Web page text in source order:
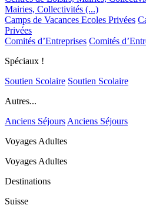
Mairies, Collectivités (...)
Camps de Vacances Ecoles Privées
Privées
Comités d’Entreprises Comités
Spéciaux !
Soutien Scolaire Soutien Scolaire
Autres...
Anciens Séjours Anciens Séjours
Voyages Adultes
Voyages Adultes
Destinations
Suisse